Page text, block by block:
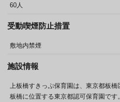
60人
受動喫煙防止措置
敷地内禁煙
施設情報
上板橋すきっぷ保育園は、東京都板
板橋に位置する東京都認可保育園で